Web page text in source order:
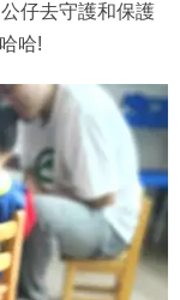
仔去守護和保護
哈!